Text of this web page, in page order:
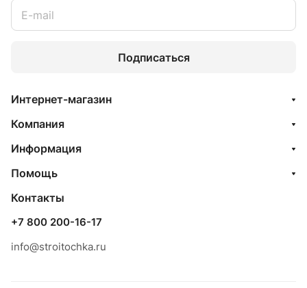
Подписаться
Интернет-магазин
Компания
Информация
Помощь
Контакты
+7 800 200-16-17
info@stroitochka.ru